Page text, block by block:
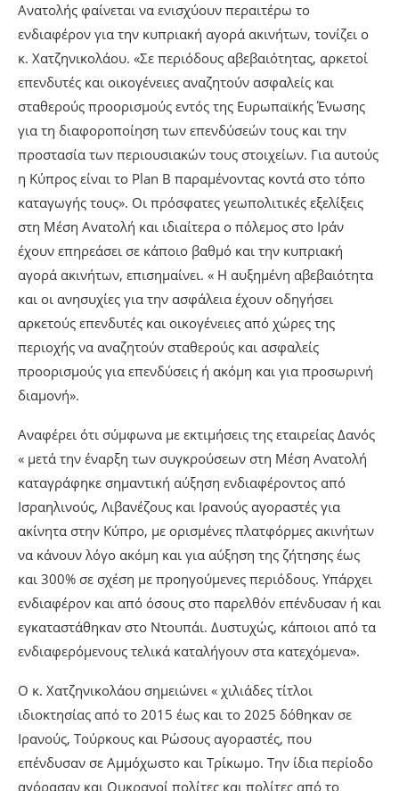
Ανατολής φαίνεται να ενισχύουν περαιτέρω το
ενδιαφέρον για την κυπριακή αγορά ακινήτων, τονίζει ο
κ. Χατζηνικολάου. «Σε περιόδους αβεβαιότητας, αρκετοί
επενδυτές και οικογένειες αναζητούν ασφαλείς και
σταθερούς προορισμούς εντός της Ευρωπαϊκής Ένωσης
για τη διαφοροποίηση των επενδύσεών τους και την
προστασία των περιουσιακών τους στοιχείων. Για αυτούς
η Κύπρος είναι το Plan B παραμένοντας κοντά στο τόπο
καταγωγής τους». Οι πρόσφατες γεωπολιτικές εξελίξεις
στη Μέση Ανατολή και ιδιαίτερα ο πόλεμος στο Ιράν
έχουν επηρεάσει σε κάποιο βαθμό και την κυπριακή
αγορά ακινήτων, επισημαίνει. « Η αυξημένη αβεβαιότητα
και οι ανησυχίες για την ασφάλεια έχουν οδηγήσει
αρκετούς επενδυτές και οικογένειες από χώρες της
περιοχής να αναζητούν σταθερούς και ασφαλείς
προορισμούς για επενδύσεις ή ακόμη και για προσωρινή
διαμονή».
Αναφέρει ότι σύμφωνα με εκτιμήσεις της εταιρείας Δανός
« μετά την έναρξη των συγκρούσεων στη Μέση Ανατολή
καταγράφηκε σημαντική αύξηση ενδιαφέροντος από
Ισραηλινούς, Λιβανέζους και Ιρανούς αγοραστές για
ακίνητα στην Κύπρο, με ορισμένες πλατφόρμες ακινήτων
να κάνουν λόγο ακόμη και για αύξηση της ζήτησης έως
και 300% σε σχέση με προηγούμενες περιόδους. Υπάρχει
ενδιαφέρον και από όσους στο παρελθόν επένδυσαν ή και
εγκαταστάθηκαν στο Ντουπάι. Δυστυχώς, κάποιοι από τα
ενδιαφερόμενους τελικά καταλήγουν στα κατεχόμενα».
Ο κ. Χατζηνικολάου σημειώνει « χιλιάδες τίτλοι
ιδιοκτησίας από το 2015 έως και το 2025 δόθηκαν σε
Ιρανούς, Τούρκους και Ρώσους αγοραστές, που
επένδυσαν σε Αμμόχωστο και Τρίκωμο. Την ίδια περίοδο
αγόρασαν και Ουκρανοί πολίτες και πολίτες από το